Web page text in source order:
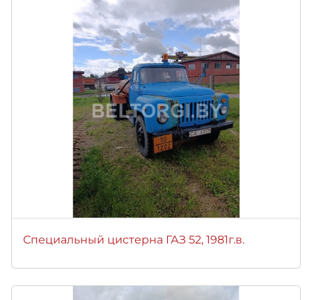
Специальный цистерна ГАЗ 52, 1981г.в.